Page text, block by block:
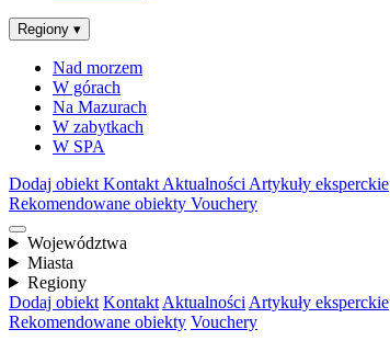
Regiony ▾
Nad morzem
W górach
Na Mazurach
W zabytkach
W SPA
Dodaj obiekt Kontakt Aktualności Artykuły eksperckie
Rekomendowane obiekty Vouchery
Województwa
Miasta
Regiony
Dodaj obiekt Kontakt Aktualności Artykuły eksperckie
Rekomendowane obiekty Vouchery